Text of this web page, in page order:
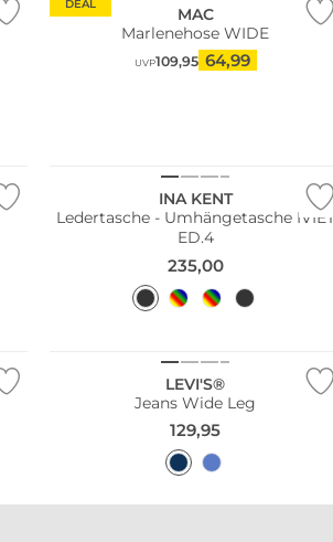
DEAL
MAC
Marlenehose WIDE
UVP109,95 64,99
INA KENT
Ledertasche - Umhängetasche IVIET
ED.4
235,00
Fashion Tipp
LEVI'S®
Jeans Wide Leg
129,95